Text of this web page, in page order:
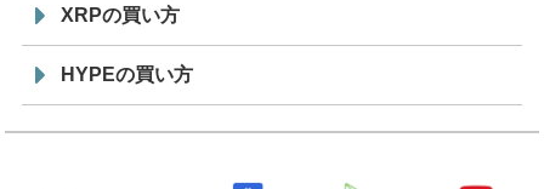
XRPの買い方
HYPEの買い方